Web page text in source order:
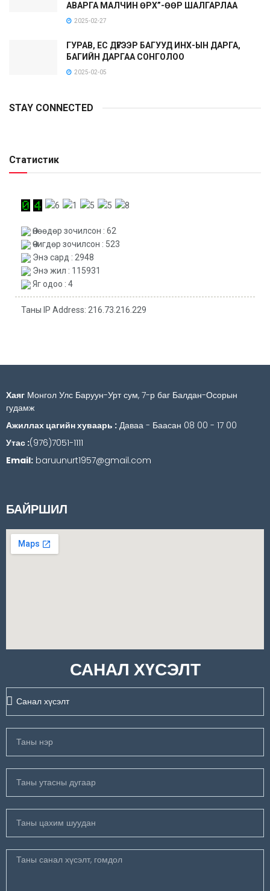
АВАРГА МАЛЧИН ӨРХ”-ӨӨР ШАЛГАРЛАА
2025-02-27
ГУРАВ, ЕС ДҮГЭЭР БАГУУД ИНХ-ЫН ДАРГА,
БАГИЙН ДАРГАА СОНГОЛОО
2025-02-05
STAY CONNECTED
Статистик
Өнөөдөр зочилсон : 62
Өчигдөр зочилсон : 523
Энэ сард : 2948
Энэ жил : 115931
Яг одоо : 4
Таны IP Address: 216.73.216.229
Хаяг Монгол Улс Баруун-Урт сум, 7-р баг Балдан-Осорын
гудамж
Ажиллах цагийн хуваарь : Даваа - Баасан 08 00 - 17 00
Утас :(976)7051-1111
Email: baruunurt1957@gmail.com
БАЙРШИЛ
САНАЛ ХҮСЭЛТ